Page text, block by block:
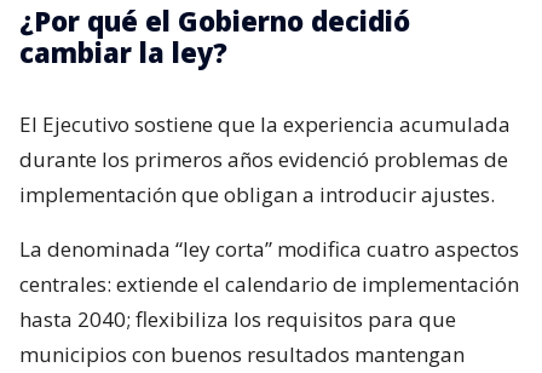
¿Por qué el Gobierno decidió
cambiar la ley?
El Ejecutivo sostiene que la experiencia acumulada
durante los primeros años evidenció problemas de
implementación que obligan a introducir ajustes.
La denominada “ley corta” modifica cuatro aspectos
centrales: extiende el calendario de implementación
hasta 2040; flexibiliza los requisitos para que
municipios con buenos resultados mantengan